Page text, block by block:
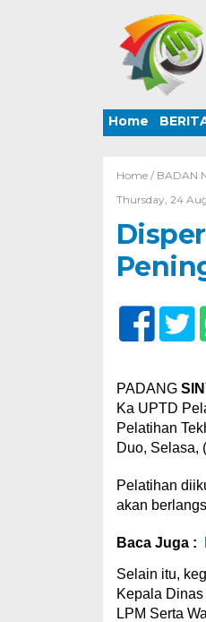
Home
Home / BADAN
Thursday, 24
PADANG
Ka UPTD
Pelatihan
Duo, Selasa,
Pelatihan
akan
Baca Juga :
Selain itu,
Kepala
LPM Serta